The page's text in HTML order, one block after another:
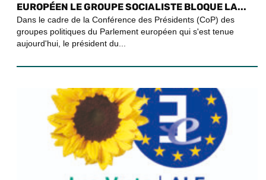
EUROPÉEN LE GROUPE SOCIALISTE BLOQUE LA...
Dans le cadre de la Conférence des Présidents (CoP) des
groupes politiques du Parlement européen qui s'est tenue
aujourd'hui, le président du...